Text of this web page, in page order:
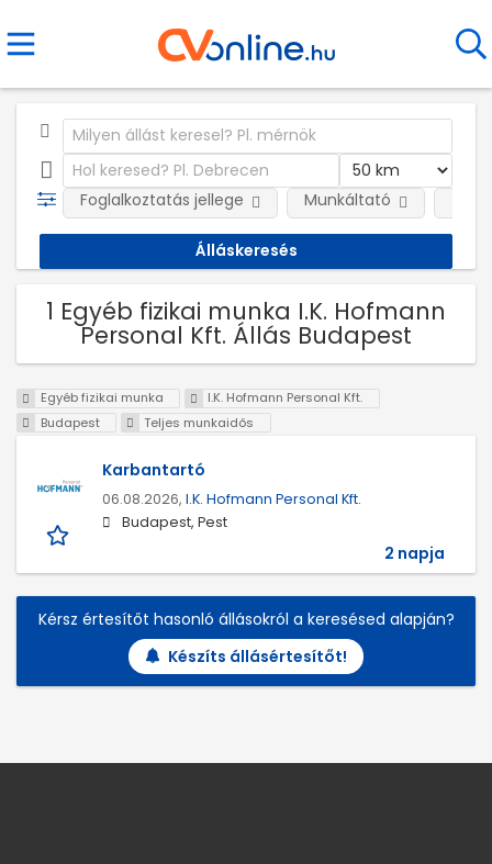
Foglalkoztatás jellege Munkáltató
1 Egyéb fizikai munka I.K. Hofmann
Personal Kft. Állás Budapest
Egyéb fizikai munka
I.K. Hofmann Personal Kft.
Budapest
Teljes munkaidős
Karbantartó
06.08.2026, I.K. Hofmann Personal Kft.
Budapest, Pest
2 napja
Kérsz értesítőt hasonló állásokról a keresésed alapján?
Készíts állásértesítőt!